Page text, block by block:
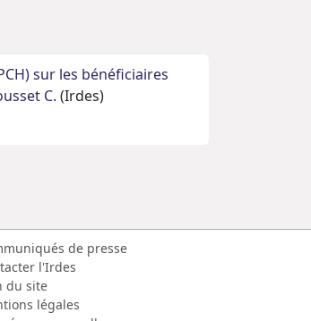
sur les bénéficiaires
C. (Irdes)
de presse
l'Irdes
du site
légales